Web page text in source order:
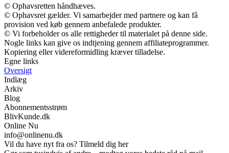
© Ophavsretten håndhæves.
© Ophavsret gælder. Vi samarbejder med partnere og kan få
provision ved køb gennem anbefalede produkter.
© Vi forbeholder os alle rettigheder til materialet på denne side.
Nogle links kan give os indtjening gennem affiliateprogrammer.
Kopiering eller videreformidling kræver tilladelse.
Egne links
Oversigt
Indlæg
Arkiv
Blog
Abonnementsstrøm
BlivKunde.dk
Online Nu
info@onlinenu.dk
Vil du have nyt fra os? Tilmeld dig her